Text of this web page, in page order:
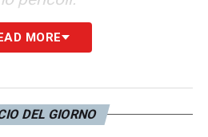
e sui nostri club.
maggiori e più
Concentriamoci
MORE
DEL GIORNO